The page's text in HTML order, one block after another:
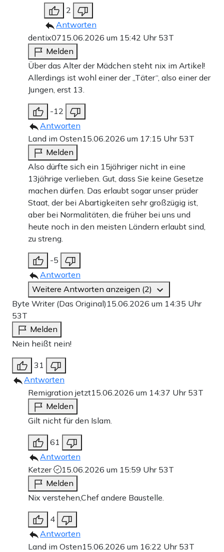
2
Antworten
dentix0715.06.2026 um 15:42 Uhr 53T
Melden
Über das Alter der Mädchen steht nix im Artikel!
Allerdings ist wohl einer der „Täter“, also einer der
Jungen, erst 13.
-12
Antworten
Land im Osten15.06.2026 um 17:15 Uhr 53T
Melden
Also dürfte sich ein 15jähriger nicht in eine
13jährige verlieben. Gut, dass Sie keine Gesetze
machen dürfen. Das erlaubt sogar unser prüder
Staat, der bei Abartigkeiten sehr großzügig ist,
aber bei Normalitäten, die früher bei uns und
heute noch in den meisten Ländern erlaubt sind,
zu streng.
-5
Antworten
Weitere Antworten anzeigen (2)
Byte Writer (Das Original) 15.06.2026 um 14:35 Uhr
53T
Melden
Nein heißt nein!
31
Antworten
Remigration jetzt15.06.2026 um 14:37 Uhr 53T
Melden
Gilt nicht für den Islam.
61
Antworten
Ketzer
15.06.2026 um 15:59 Uhr 53T
Melden
Nix verstehen,Chef andere Baustelle.
4
Antworten
Land im Osten15.06.2026 um 16:22 Uhr 53T